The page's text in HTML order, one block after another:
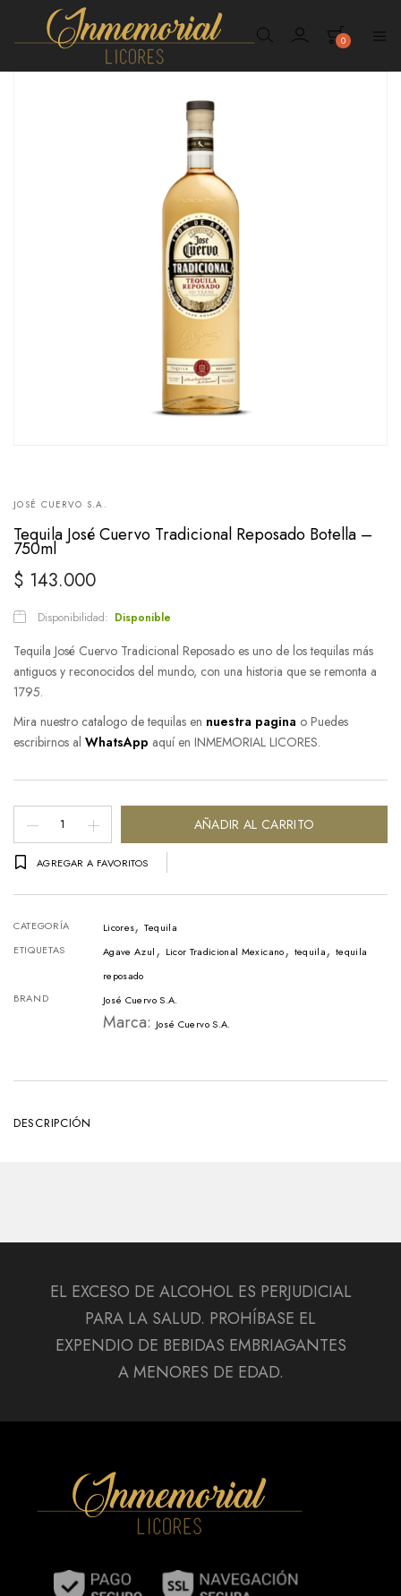
Inmemorial
0
JOSÉ CUERVO S.A.
Tequila José Cuervo Tradicional Reposado Botella –
750ml
$ 143.000
Disponibilidad: Disponible
Tequila José Cuervo Tradicional Reposado es uno de los tequilas más
antiguos y reconocidos del mundo, con una historia que se remonta a
1795.
Mira nuestro catalogo de tequilas en nuestra pagina o Puedes
escribirnos al WhatsApp aquí en INMEMORIAL LICORES.
Tequila
José
Cuervo
Tradicional
Reposado
Botella
750ml
AÑADIR AL CARRITO
AGREGAR A FAVORITOS
CATEGORÍA Licores,Tequila
ETIQUETAS
Agave Azul, Licor Tradicional Mexicano, tequila,tequila
reposado
BRAND
José Cuervo S.A.
Marca: José Cuervo S.A.
DESCRIPCIÓN
EL EXCESO DE ALCOHOL ES PERJUDICIAL
PARA LA SALUD. PROHÍBASE EL
EXPENDIO DE BEBIDAS EMBRIAGANTES
A MENORES DE EDAD.